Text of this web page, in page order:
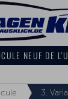
NEUF DE
3.